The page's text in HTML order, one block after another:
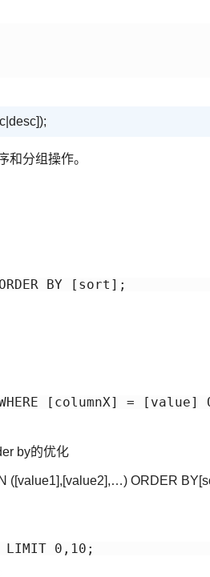
和分组操作。
BY [sort];
by的优化
([value1],[value2],…) ORDER
LIMIT 0,10;